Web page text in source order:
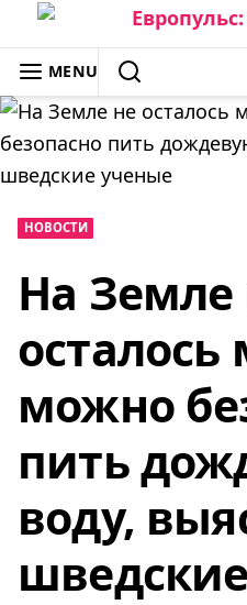
Skip
to
content
ЕВРОПУЛЬС: ВСЁ О
MENU
SEARCH
НОВОСТИ
На Земле
осталось
можно
пить
воду,